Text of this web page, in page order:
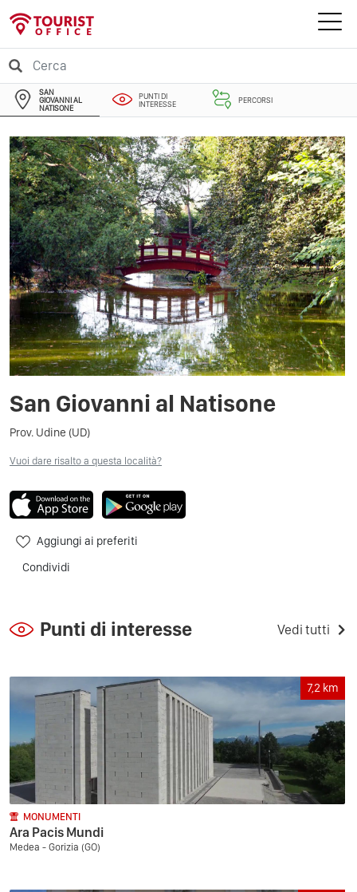
SAN
GIOVANNI AL
NATISONE
PUNTI DI
INTERESSE
PERCORSI
San Giovanni al Natisone
Prov. Udine (UD)
Vuoi dare risalto a questa località?
Aggiungi ai preferiti
Condividi
Punti di interesse Vedi tutti
7,2 km
MONUMENTI
Ara Pacis Mundi
Medea - Gorizia (GO)